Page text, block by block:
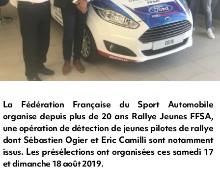
La Fédération Française du Sport Automobile
organise depuis plus de 20 ans Rallye Jeunes FFSA,
une opération de détection de jeunes pilotes de rallye
dont Sébastien Ogier et Eric Camilli sont notamment
issus. Les présélections ont organisées ces samedi 17
et dimanche 18 août 2019.